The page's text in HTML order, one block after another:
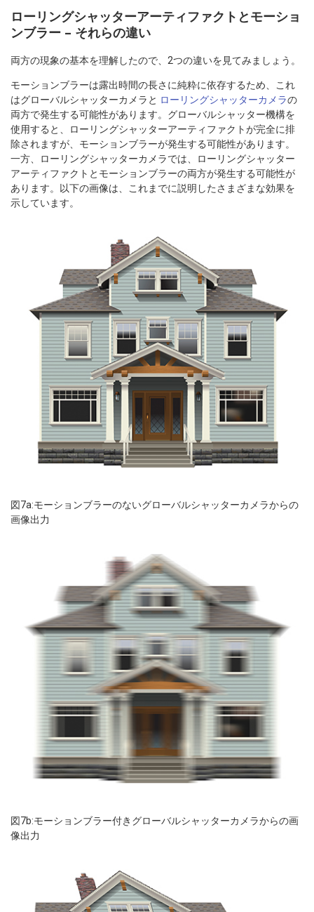
ローリングシャッターアーティファクトとモーショ
ンブラー – それらの違い
両方の現象の基本を理解したので、2つの違いを見てみましょう。
モーションブラーは露出時間の長さに純粋に依存するため、これ
はグローバルシャッターカメラと ローリングシャッターカメラの
両方で発生する可能性があります。グローバルシャッター機構を
使用すると、ローリングシャッターアーティファクトが完全に排
除されますが、モーションブラーが発生する可能性があります。
一方、ローリングシャッターカメラでは、ローリングシャッター
アーティファクトとモーションブラーの両方が発生する可能性が
あります。以下の画像は、これまでに説明したさまざまな効果を
示しています。
図7a:モーションブラーのないグローバルシャッターカメラからの
画像出力
図7b:モーションブラー付きグローバルシャッターカメラからの画
像出力